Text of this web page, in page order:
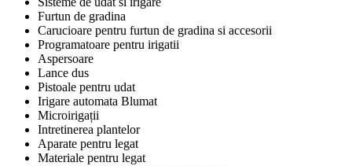
Furtun de gradina
Carucioare pentru furtun de gradina si accesorii
Programatoare pentru irigatii
Aspersoare
Lance dus
Pistoale pentru udat
Irigare automata Blumat
Microirigații
Intretinerea plantelor
Aparate pentru legat
Materiale pentru legat